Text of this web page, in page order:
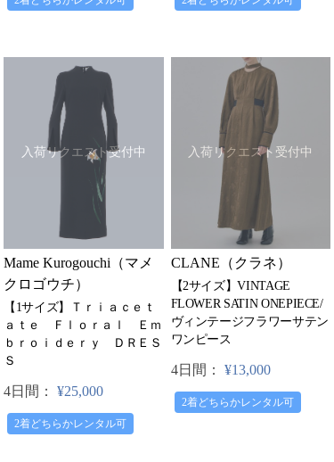
入荷リクエスト受付中
Mame Kurogouchi（マメ
クロゴウチ）
【1サイズ】Ｔｒｉａｃｅｔ
ａｔｅ Ｆｌｏｒａｌ Ｅｍ
ｂｒｏｉｄｅｒｙ ＤＲＥＳ
Ｓ
4日間： ¥25,000
2着どちらかレンタル可
入荷リクエスト受付中
CLANE（クラネ）
【2サイズ】VINTAGE
FLOWER SATIN ONEPIECE/
ヴィンテージフラワーサテン
ワンピース
4日間： ¥13,000
2着どちらかレンタル可